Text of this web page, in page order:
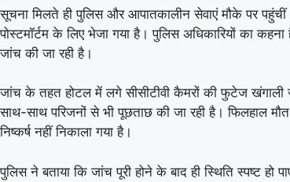
सूचना मिलते ही पुलिस और आपातकालीन सेवाएं मौके पर
पोस्टमॉर्टम के लिए भेजा गया है। पुलिस अधिकारियों का
जांच की जा रही है।
जांच के तहत होटल में लगे सीसीटीवी कैमरों की फुटेज खंगाली
साथ-साथ परिजनों से भी पूछताछ की जा रही है। फिलहाल
निष्कर्ष नहीं निकाला गया है।
पुलिस ने बताया कि जांच पूरी होने के बाद ही स्थिति स्पष्ट हो